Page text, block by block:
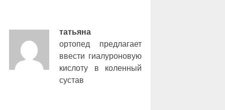
татьяна
ортопед предлагает
ввести гиалуроновую
кислоту в коленный
сустав